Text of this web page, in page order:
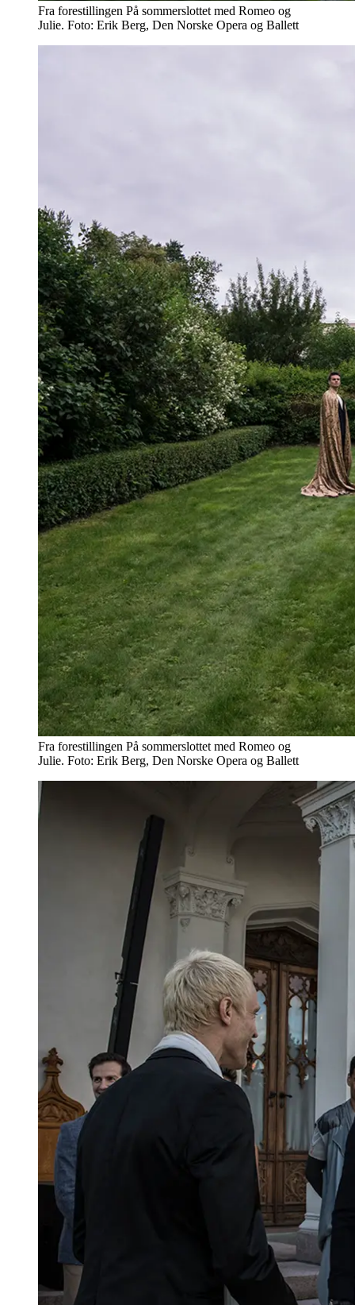
Fra forestillingen På sommerslottet med Romeo og
Julie. Foto: Erik Berg, Den Norske Opera og Ballett
Fra forestillingen På sommerslottet med Romeo og
Julie. Foto: Erik Berg, Den Norske Opera og Ballett